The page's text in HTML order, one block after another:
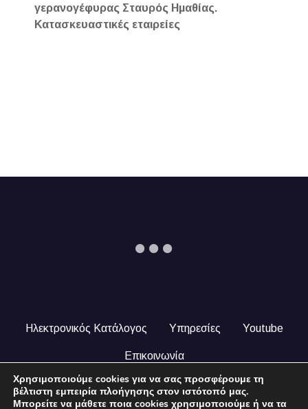
γερανογέφυρας Σταυρός Ημαθίας.
Κατασκευαστικές εταιρείες
Ηλεκτρονικός Κατάλογος Υπηρεσίες Youtube
Επικοινωνία
© 2024 COPYRIGHT ILEKTRONIKOSKATALOGOS.GR. ALL
RIGHTS RESERVED.
Χρησιμοποιούμε cookies για να σας προσφέρουμε τη
βέλτιστη εμπειρία πλοήγησης στον ιστότοπό μας.
Μπορείτε να μάθετε ποια cookies χρησιμοποιούμε ή να τα